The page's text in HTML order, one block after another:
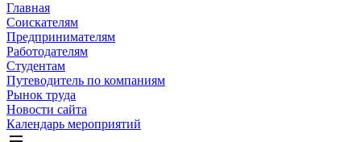
Главная
Соискателям
Предпринимателям
Работодателям
Студентам
Путеводитель по компаниям
Рынок труда
Новости сайта
Календарь мероприятий